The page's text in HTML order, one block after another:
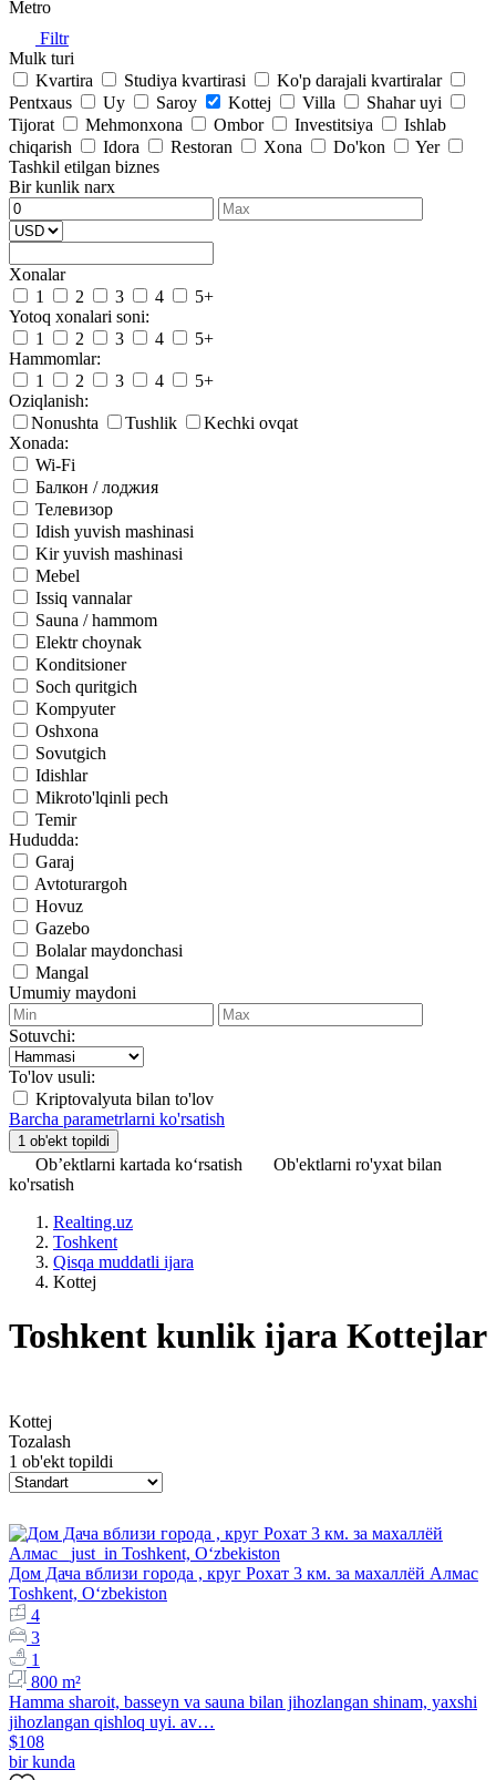
Metro
Filtr
Mulk turi
Kvartira
Studiya kvartirasi
Ko'p darajali kvartiralar
Pentxaus
Uy Saroy Kottej Villa
Shahar uyi
Tijorat
Mehmonxona Ombor Investitsiya
Ishlab
chiqarish
Idora Restoran Xona Do'kon
Yer
Tashkil etilgan biznes
Bir kunlik narx
Xonalar
1
2 3 4
5+
Yotoq xonalari soni:
1
2 3 4
5+
Hammomlar:
1
2 3 4
5+
Oziqlanish:
Nonushta
Tushlik
Kechki ovqat
Xonada:
Wi-Fi
Балкон / лоджия
Телевизор
Idish yuvish mashinasi
Kir yuvish mashinasi
Mebel
Issiq vannalar
Sauna / hammom
Elektr choynak
Konditsioner
Soch quritgich
Kompyuter
Oshxona
Sovutgich
Idishlar
Mikroto'lqinli pech
Temir
Hududda:
Garaj
Avtoturargoh
Hovuz
Gazebo
Bolalar maydonchasi
Mangal
Umumiy maydoni
Sotuvchi:
To'lov usuli:
Kriptovalyuta bilan to'lov
Barcha parametrlarni ko'rsatish
Ob’ektlarni kartada ko‘rsatish
Ob'ektlarni ro'yxat bilan
ko'rsatish
Realting.uz
Toshkent
Qisqa muddatli ijara
Kottej
Toshkent kunlik ijara Kottejlar
Kottej
Tozalash
1 ob'ekt topildi
Дом Дача вблизи города , круг Рохат 3 км. за махаллёй Алмас
Toshkent, Oʻzbekiston
4
3
1
800 m²
Hamma sharoit, basseyn va sauna bilan jihozlangan shinam, yaxshi
jihozlangan qishloq uyi. av…
$108
bir kunda